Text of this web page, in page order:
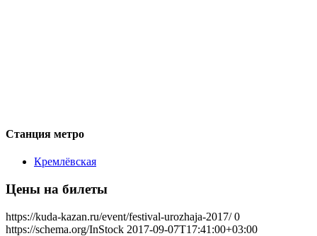
Станция метро
Кремлёвская
Цены на билеты
https://kuda-kazan.ru/event/festival-urozhaja-2017/ 0
https://schema.org/InStock 2017-09-07T17:41:00+03:00